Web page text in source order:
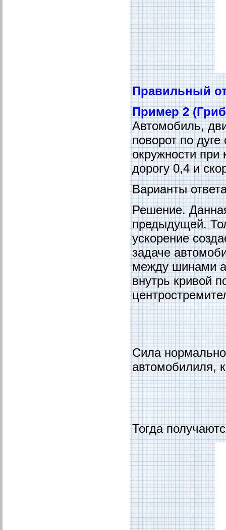
Правильный
Пример 2
Автомобиль,
поворот по
окружности
дорогу 0,4 и
Варианты
Решение.
предыдущей.
ускорение
задаче
между шинами
внутрь кривой
Сила
автомобилиля,
Тогда